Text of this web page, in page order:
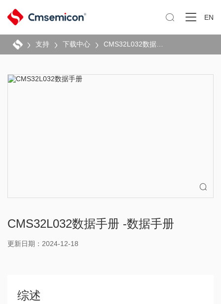
 EN
支持 下载中心

CMS32L032数据手册 -数据手册
更新日期：2024-12-18
综述